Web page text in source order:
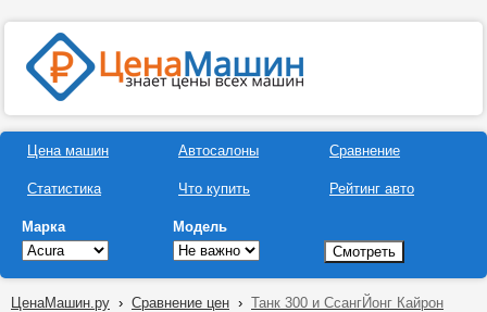
Цена машин
Статистика
Автосалоны
Что купить
Сравнение
Рейтинг авто
Марка Модель
ЦенаМашин.ру › Сравнение цен › Танк 300 и СсангЙонг Кайрон